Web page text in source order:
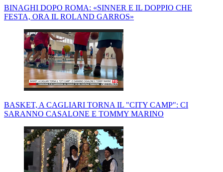
BINAGHI DOPO ROMA: «SINNER E IL DOPPIO CHE
FESTA, ORA IL ROLAND GARROS»
BASKET, A CAGLIARI TORNA IL "CITY CAMP": CI
SARANNO CASALONE E TOMMY MARINO